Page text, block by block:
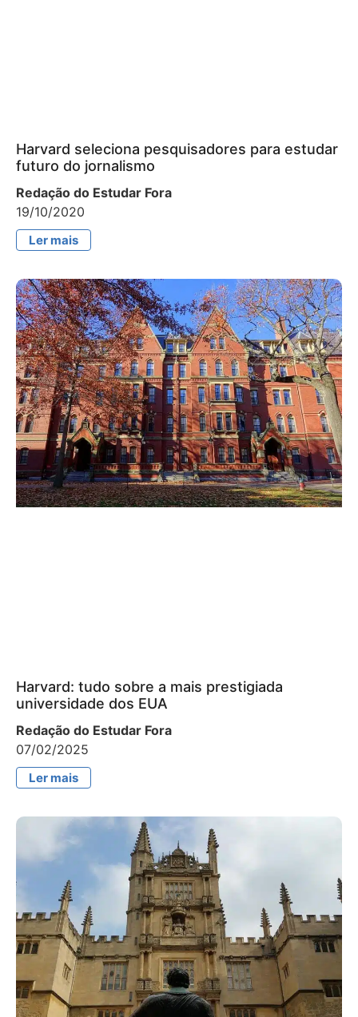
Harvard seleciona pesquisadores para estudar
futuro do jornalismo
Redação do Estudar Fora
19/10/2020
Ler mais
Harvard: tudo sobre a mais prestigiada
universidade dos EUA
Redação do Estudar Fora
07/02/2025
Ler mais